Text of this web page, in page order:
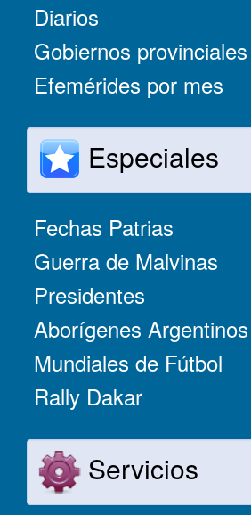
Diarios
Gobiernos provinciales
Efemérides por mes
Especiales
Fechas Patrias
Guerra de Malvinas
Presidentes
Aborígenes Argentinos
Mundiales de Fútbol
Rally Dakar
Servicios